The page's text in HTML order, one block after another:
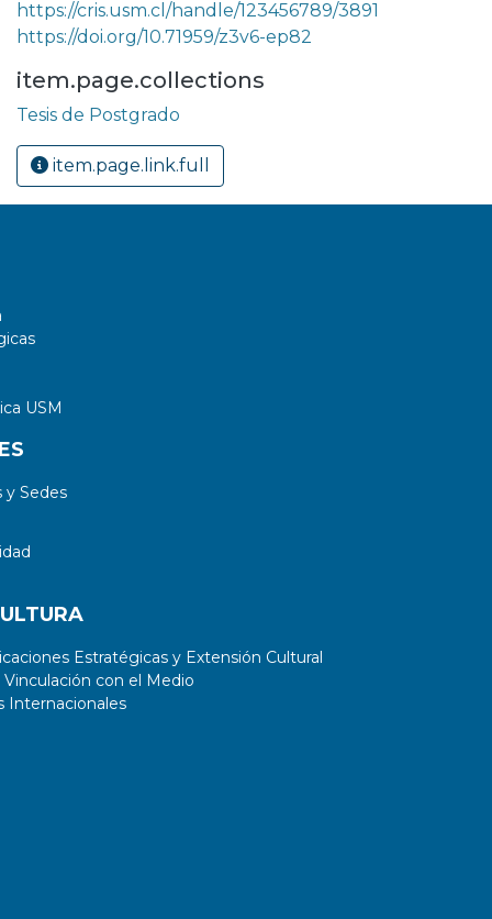
https://cris.usm.cl/handle/123456789/3891
https://doi.org/10.71959/z3v6-ep82
item.page.collections
Tesis de Postgrado
item.page.link.full
USM
Sedes
Estratégicas y Extensión Cultural
con el Medio
Internacionales